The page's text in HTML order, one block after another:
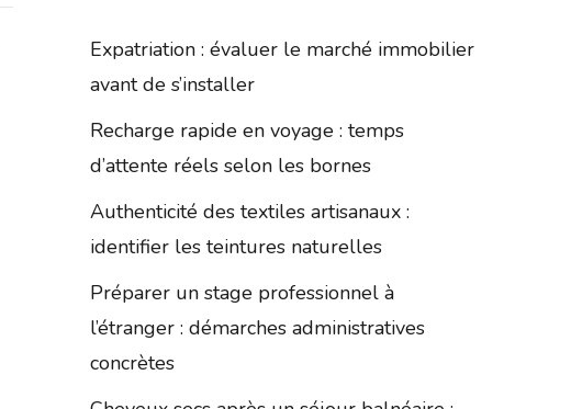
Expatriation : évaluer le marché immobilier
avant de s’installer
Recharge rapide en voyage : temps
d’attente réels selon les bornes
Authenticité des textiles artisanaux :
identifier les teintures naturelles
Préparer un stage professionnel à
l’étranger : démarches administratives
concrètes